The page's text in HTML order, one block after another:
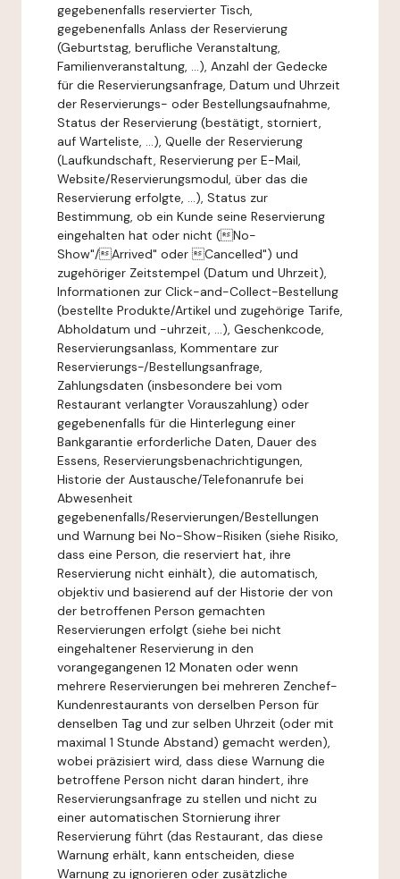
gegebenenfalls reservierter Tisch,
gegebenenfalls Anlass der Reservierung
(Geburtstag, berufliche Veranstaltung,
Familienveranstaltung, ...), Anzahl der Gedecke
für die Reservierungsanfrage, Datum und Uhrzeit
der Reservierungs- oder Bestellungsaufnahme,
Status der Reservierung (bestätigt, storniert,
auf Warteliste, ...), Quelle der Reservierung
(Laufkundschaft, Reservierung per E-Mail,
Website/Reservierungsmodul, über das die
Reservierung erfolgte, ...), Status zur
Bestimmung, ob ein Kunde seine Reservierung
eingehalten hat oder nicht (No-
Show"/Arrived" oder Cancelled") und
zugehöriger Zeitstempel (Datum und Uhrzeit),
Informationen zur Click-and-Collect-Bestellung
(bestellte Produkte/Artikel und zugehörige Tarife,
Abholdatum und -uhrzeit, ...), Geschenkcode,
Reservierungsanlass, Kommentare zur
Reservierungs-/Bestellungsanfrage,
Zahlungsdaten (insbesondere bei vom
Restaurant verlangter Vorauszahlung) oder
gegebenenfalls für die Hinterlegung einer
Bankgarantie erforderliche Daten, Dauer des
Essens, Reservierungsbenachrichtigungen,
Historie der Austausche/Telefonanrufe bei
Abwesenheit
gegebenenfalls/Reservierungen/Bestellungen
und Warnung bei No-Show-Risiken (siehe Risiko,
dass eine Person, die reserviert hat, ihre
Reservierung nicht einhält), die automatisch,
objektiv und basierend auf der Historie der von
der betroffenen Person gemachten
Reservierungen erfolgt (siehe bei nicht
eingehaltener Reservierung in den
vorangegangenen 12 Monaten oder wenn
mehrere Reservierungen bei mehreren Zenchef-
Kundenrestaurants von derselben Person für
denselben Tag und zur selben Uhrzeit (oder mit
maximal 1 Stunde Abstand) gemacht werden),
wobei präzisiert wird, dass diese Warnung die
betroffene Person nicht daran hindert, ihre
Reservierungsanfrage zu stellen und nicht zu
einer automatischen Stornierung ihrer
Reservierung führt (das Restaurant, das diese
Warnung erhält, kann entscheiden, diese
Warnung zu ignorieren oder zusätzliche